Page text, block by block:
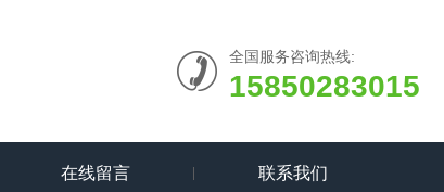
全国服务咨询热线:
15850283015
在线留言 联系我们